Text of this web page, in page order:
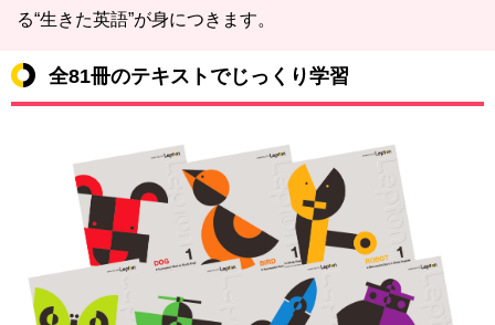
る“生きた英語”が身につきます。
全81冊のテキストでじっくり学習